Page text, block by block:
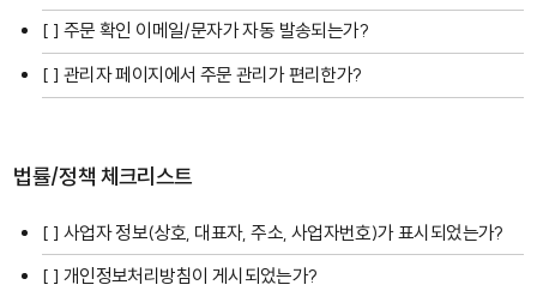
[ ] 주문 확인 이메일/문자가 자동 발송되는가?
[ ] 관리자 페이지에서 주문 관리가 편리한가?
법률/정책 체크리스트
[ ] 사업자 정보(상호, 대표자, 주소, 사업자번호)가 표시되었는가?
[ ] 개인정보처리방침이 게시되었는가?